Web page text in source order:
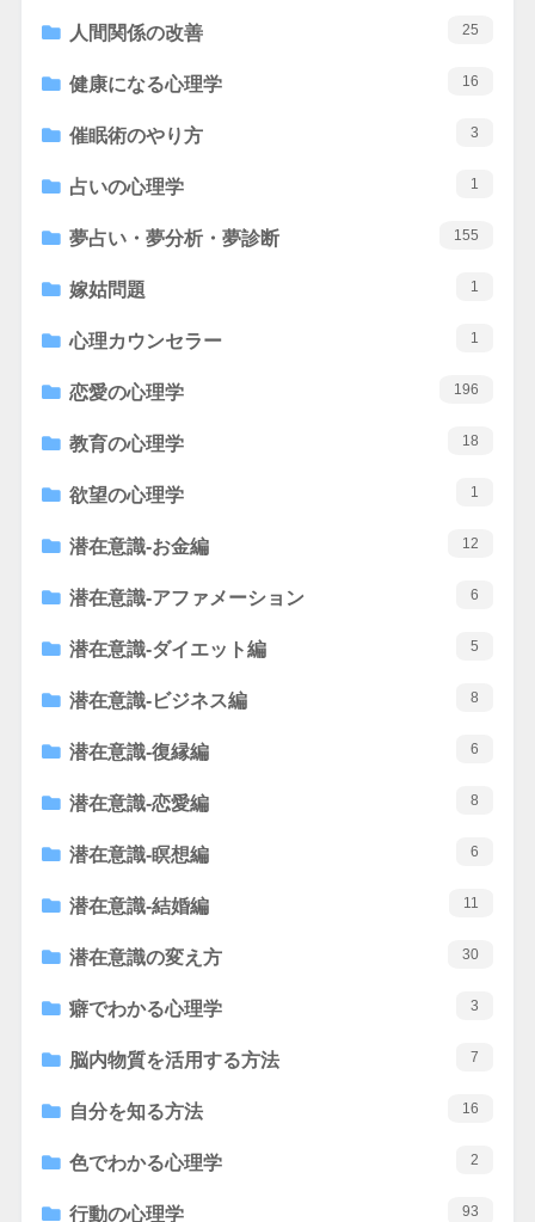
人間関係の改善 25
健康になる心理学 16
催眠術のやり方 3
占いの心理学 1
夢占い・夢分析・夢診断 155
嫁姑問題 1
心理カウンセラー 1
恋愛の心理学 196
教育の心理学 18
欲望の心理学 1
潜在意識-お金編 12
潜在意識-アファメーション 6
潜在意識-ダイエット編 5
潜在意識-ビジネス編 8
潜在意識-復縁編 6
潜在意識-恋愛編 8
潜在意識-瞑想編 6
潜在意識-結婚編 11
潜在意識の変え方 30
癖でわかる心理学 3
脳内物質を活用する方法 7
自分を知る方法 16
色でわかる心理学 2
行動の心理学 93